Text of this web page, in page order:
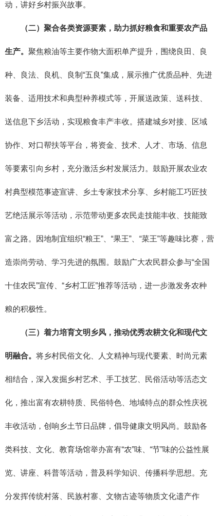
动，讲好乡村振兴故事。
（二）聚合各类资源要素，助力抓好粮食和重要农产品
生产。 聚焦粮油等主要作物大面积单产提升，围绕良田、良
种、良法、良机、良制“五良”集成，展示推广优质品种、先进
装备、适用技术和典型种养模式等，开展送政策、送科技、
送信息下乡活动，实现粮食丰产丰收。搭建城乡对接、区域
协作、对口帮扶等平台，将资金、技术、人才、市场、信息
等要素引向乡村，充分激活乡村发展活力。鼓励开展农业农
村典型模范事迹宣讲、乡土专家技术分享、乡村能工巧匠技
艺绝活展示等活动，示范带动更多农民走技能丰收、技能致
富之路。因地制宜组织“粮王”、“果王”、“菜王”等趣味比赛，营
造崇尚劳动、学习先进的氛围。鼓励广大农民群众参与“全国
十佳农民”宣传、“乡村工匠”推荐等活动，进一步激发务农种
粮的积极性。
（三）着力培育文明乡风，推动优秀农耕文化和现代文
明融合。 将乡村民俗文化、人文精神与现代要素、时尚元素
相结合，深入发掘乡村艺术、手工技艺、民俗活动等活态文
化，推出富有农耕特质、民俗特色、地域特点的群众性庆祝
丰收活动，创响乡土节日品牌，倡导健康文明风尚。鼓励各
类科技、文化、教育场馆举办富有“农”味、“节”味的公益性展
览、讲座、科普等活动，普及科学知识、传播科学思想。充
分发挥传统村落、民族村寨、文物古迹等物质文化遗产作